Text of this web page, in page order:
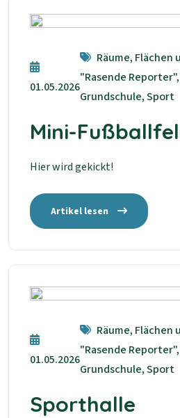
01.05.2026
Räume, Flächen
"Rasende
Grundschule, Sport
Mini-
Hier wird gekickt!
Artikel lesen
01.05.2026
Räume, Flächen
"Rasende
Grundschule, Sport
Sporthalle